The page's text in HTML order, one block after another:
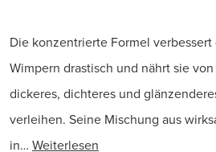
Die konzentrierte Formel verbessert
Wimpern drastisch und nährt sie
dickeres, dichteres und
verleihen. Seine Mischung aus
in… Weiterlesen